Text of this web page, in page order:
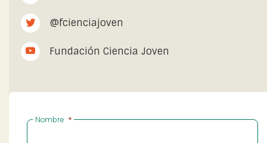
@fcienciajoven
Fundación Ciencia Joven
Nombre *